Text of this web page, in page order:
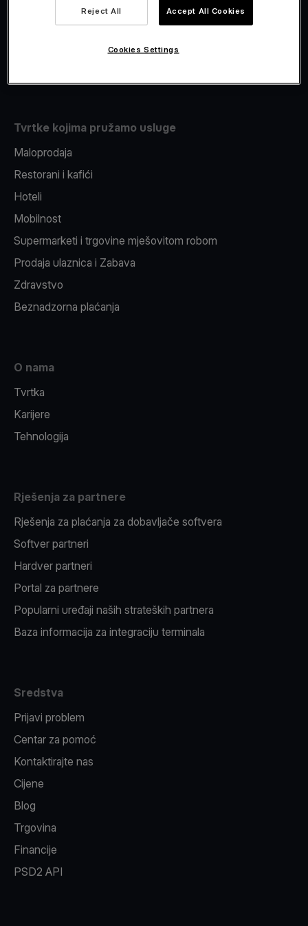
Fiskalizacija
Tvrtke kojima pružamo usluge
Maloprodaja
Restorani i kafići
Hoteli
Mobilnost
Supermarketi i trgovine mješovitom robom
Prodaja ulaznica i Zabava
Zdravstvo
Beznadzorna plaćanja
O nama
Tvrtka
Karijere
Tehnologija
Rješenja za partnere
Rješenja za plaćanja za dobavljače softvera
Softver partneri
Hardver partneri
Portal za partnere
Popularni uređaji naših strateških partnera
Baza informacija za integraciju terminala
Sredstva
Prijavi problem
Centar za pomoć
Kontaktirajte nas
Cijene
Blog
Trgovina
Financije
PSD2 API
Reject All Accept All Cookies
Cookies Settings